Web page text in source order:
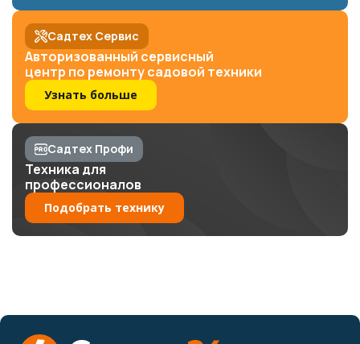
Садтех Сервис
Авторизованный сервисный
центр по ремонту садовой техники
Узнать больше
Садтех Профи
Техника для
профессионалов
Подобрать технику